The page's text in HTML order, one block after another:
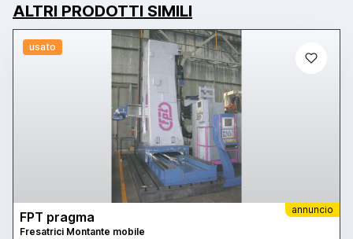
ALTRI PRODOTTI SIMILI
usato
annuncio
FPT pragma
Fresatrici Montante mobile